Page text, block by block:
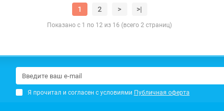
1 2 > >|
Показано с 1 по 12 из 16 (всего 2 страниц)
Я прочитал и согласен с условиями Публичная оферта